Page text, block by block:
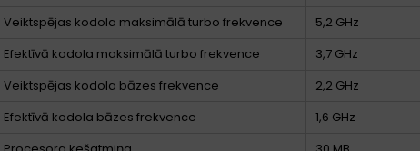
Veiktspējas kodola maksimālā turbo frekvence
5,2 GHz
Efektīvā kodola maksimālā turbo frekvence
3,7 GHz
Veiktspējas kodola bāzes frekvence
2,2 GHz
Efektīvā kodola bāzes frekvence
1,6 GHz